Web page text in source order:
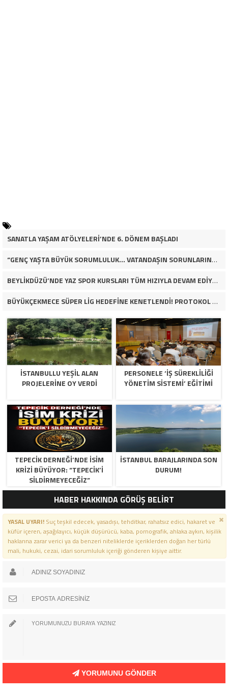
SANATLA YAŞAM ATÖLYELERİ’NDE 6. DÖNEM BAŞLADI
“GENÇ YAŞTA BÜYÜK SORUMLULUK… VATANDAŞIN SORUNLARINA ÇÖZÜM ARIYOR!”
BEYLİKDÜZÜ’NDE YAZ SPOR KURSLARI TÜM HIZIYLA DEVAM EDİYOR
BÜYÜKÇEKMECE SÜPER LİG HEDEFİNE KENETLENDİ! PROTOKOL VE İŞ DÜNYASINDAN BASKETBOL TAKIMINA TAM DESTEK…
İSTANBULLU YEŞİL ALAN
PROJELERİNE OY VERDİ
PERSONELE ‘İŞ SÜREKLİLİĞİ
YÖNETİM SİSTEMİ’ EĞİTİMİ
TEPECİK DERNEĞİ’NDE İSİM
KRİZİ BÜYÜYOR: “TEPECİK’İ
SİLDİRMEYECEĞİZ”
İSTANBUL BARAJLARINDA SON
DURUM!
HABER HAKKINDA GÖRÜŞ BELİRT
YASAL UYARI!Suç teşkil edecek, yasadışı, tehditkar, rahatsız edici, hakaret ve
küfür içeren, aşağılayıcı, küçük düşürücü, kaba, pornografik, ahlaka aykırı, kişilik
haklarına zarar verici ya da benzeri niteliklerde içeriklerden doğan her türlü
mali, hukuki, cezai, idari sorumluluk içeriği gönderen kişiye aittir.
YORUMUNU GÖNDER